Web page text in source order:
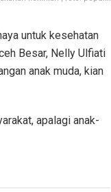
untuk kesehatan
Besar, Nelly Ulfiati
anak muda, kian
apalagi anak-